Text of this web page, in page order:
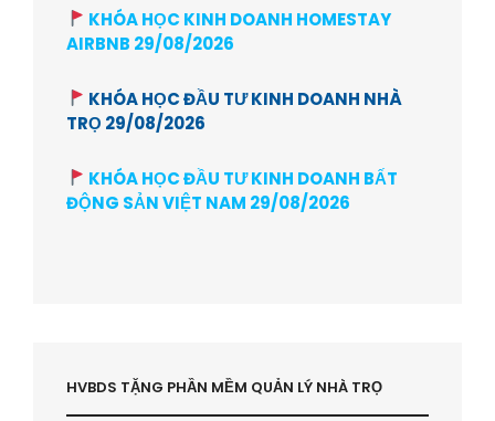
KHÓA HỌC KINH DOANH HOMESTAY
AIRBNB 29/08/2026
KHÓA HỌC ĐẦU TƯ KINH DOANH NHÀ
TRỌ 29/08/2026
KHÓA HỌC ĐẦU TƯ KINH DOANH BẤT
ĐỘNG SẢN VIỆT NAM 29/08/2026
HVBDS TẶNG PHẦN MỀM QUẢN LÝ NHÀ TRỌ